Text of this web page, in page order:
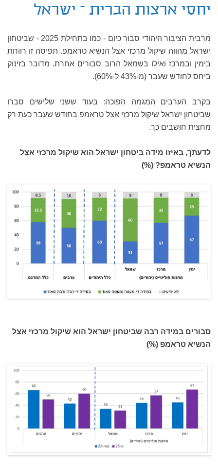
יחסי ארצות הברית – ישראל
מרבית הציבור היהודי סבור כיום - כמו בתחילת 2025 - שביטחון
ישראל מהווה שיקול מרכזי אצל הנשיא טראמפ. תפיסה זו רווחת
בימין ובמרכז ואילו בשמאל הרוב סבורים אחרת. מדובר בזינוק
ביחס לחודש שעבר (מ-43% ל-60%).
בקרב הערבים המגמה הפוכה: בעוד ששני שלישים סברו
שביטחון ישראל שיקול מרכזי אצל טראמפ בחודש שעבר כעת רק
מחצית חושבים כך.
לדעתך, באיזו מידה ביטחון ישראל הוא שיקול מרכזי אצל
הנשיא טראמפ? (%)
סבורים במידה רבה שביטחון ישראל הוא שיקול מרכזי אצל
הנשיא טראמפ (%)